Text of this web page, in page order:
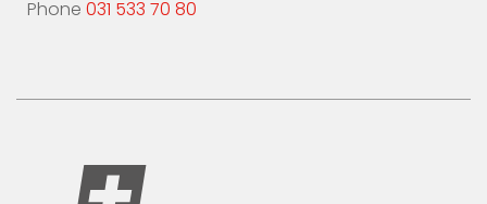
Phone 031 533 70 80